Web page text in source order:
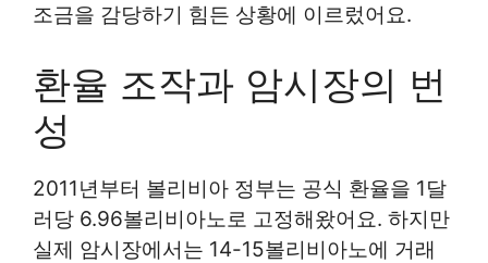
조금을 감당하기 힘든 상황에 이르렀어요.
환율 조작과 암시장의 번
성
2011년부터 볼리비아 정부는 공식 환율을 1달
러당 6.96볼리비아노로 고정해왔어요. 하지만
실제 암시장에서는 14-15볼리비아노에 거래